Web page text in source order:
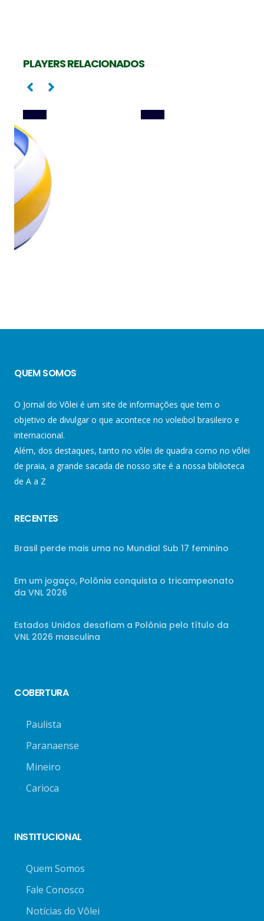
PLAYERS RELACIONADOS
GABRIEL COTRIM
QUEM SOMOS
O Jornal do Vôlei é um site de informações que tem o
objetivo de divulgar o que acontece no voleibol brasileiro e
internacional.
Além, dos destaques, tanto no vôlei de quadra como no vôlei
de praia, a grande sacada de nosso site é a nossa biblioteca
de A a Z
RECENTES
Brasil perde mais uma no Mundial Sub 17 feminino
Em um jogaço, Polônia conquista o tricampeonato
da VNL 2026
Estados Unidos desafiam a Polônia pelo título da
VNL 2026 masculina
COBERTURA
Paulista
Paranaense
Mineiro
Carioca
INSTITUCIONAL
Quem Somos
Fale Conosco
Notícias do Vôlei